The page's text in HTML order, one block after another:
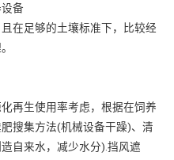
备
在足够的土壤标准下，比较经
再生使用率考虑，根据在饲养
搜集方法(机械设备干躁)、清
自来水，减少水分).挡风遮